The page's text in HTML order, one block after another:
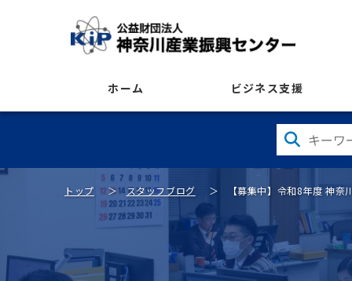
ホーム ビジネス支援
トップ スタッフブログ 【募集中】令和8年度 神